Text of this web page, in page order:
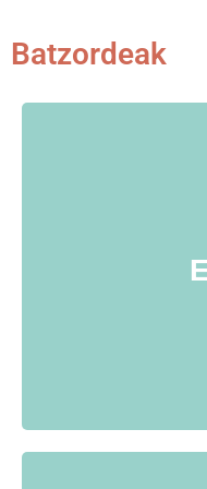
Batzordeak
Xalbador
ikastolako kide